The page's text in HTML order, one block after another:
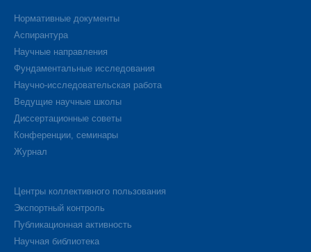
Нормативные документы
Аспирантура
Научные направления
Фундаментальные исследования
Научно-исследовательская работа
Ведущие научные школы
Диссертационные советы
Конференции, семинары
Журнал
Центры коллективного пользования
Экспортный контроль
Публикационная активность
Научная библиотека